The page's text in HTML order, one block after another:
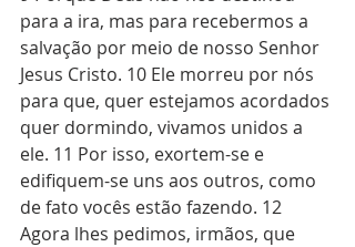
para a ira, mas para recebermos a
salvação por meio de nosso Senhor
Jesus Cristo. 10 Ele morreu por nós
para que, quer estejamos acordados
quer dormindo, vivamos unidos a
ele. 11 Por isso, exortem-se e
edifiquem-se uns aos outros, como
de fato vocês estão fazendo. 12
Agora lhes pedimos, irmãos, que